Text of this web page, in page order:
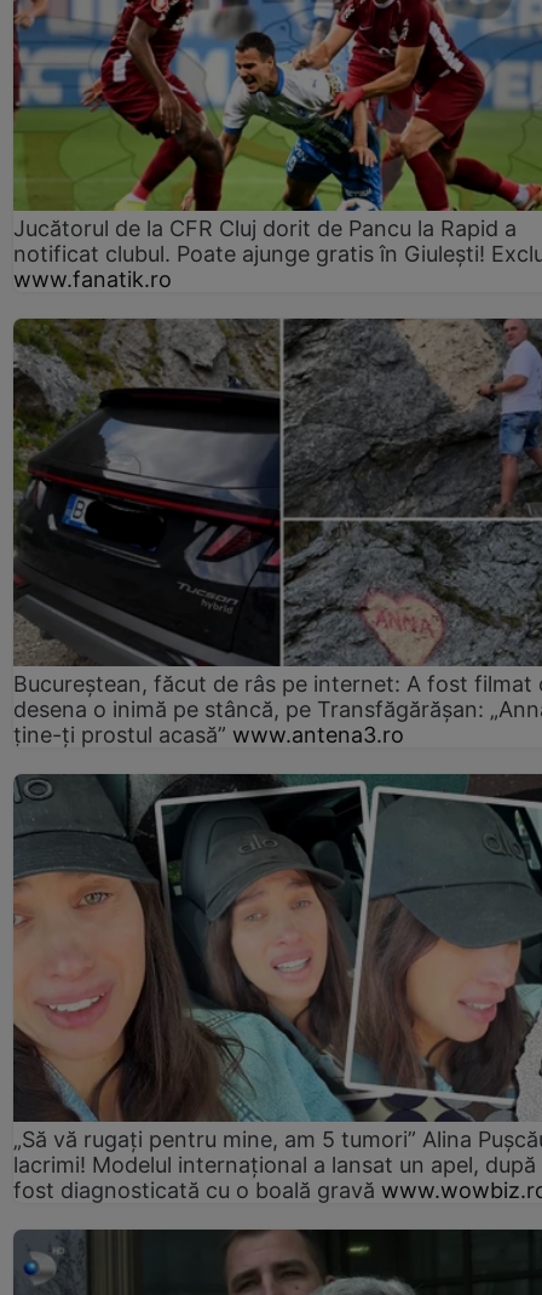
Jucătorul de la CFR Cluj dorit de Pancu la Rapid a
notificat clubul. Poate ajunge gratis în Giulești!
www.fanatik.ro
Bucureștean, făcut de râs pe internet: A fost filmat
desena o inimă pe stâncă, pe Transfăgărășan:
ține-ți prostul acasă” www.antena3.ro
„Să vă rugați pentru mine, am 5 tumori” Alina
lacrimi! Modelul internațional a lansat un apel, după
fost diagnosticată cu o boală gravă